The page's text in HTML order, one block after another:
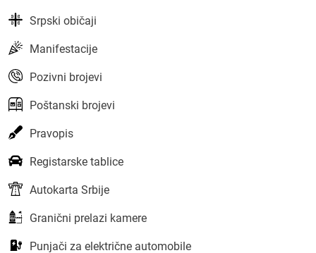
Srpski običaji
Manifestacije
Pozivni brojevi
Poštanski brojevi
Pravopis
Registarske tablice
Autokarta Srbije
Granični prelazi kamere
Punjači za električne automobile